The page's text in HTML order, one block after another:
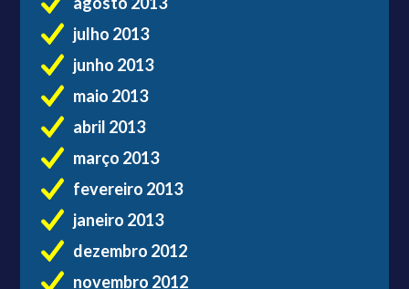
julho 2013
junho 2013
maio 2013
abril 2013
março 2013
fevereiro 2013
janeiro 2013
dezembro 2012
novembro 2012